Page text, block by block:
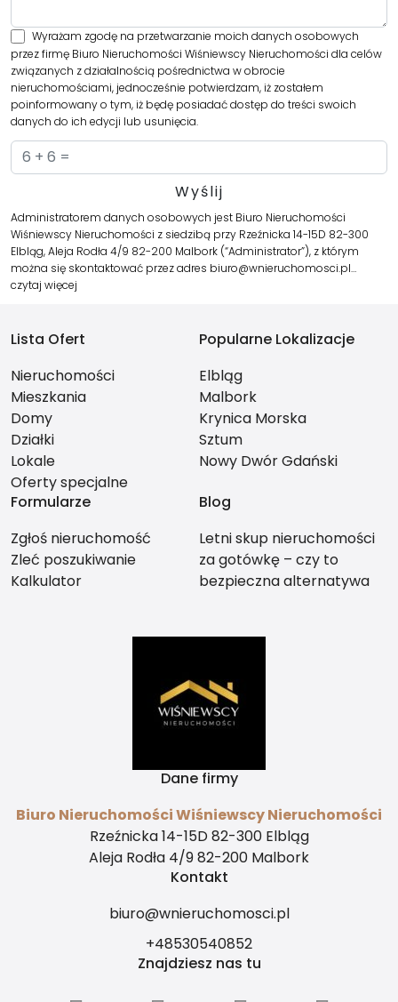
Wyrażam zgodę na przetwarzanie moich danych osobowych
przez firmę Biuro Nieruchomości Wiśniewscy Nieruchomości dla celów
związanych z działalnością pośrednictwa w obrocie
nieruchomościami, jednocześnie potwierdzam, iż zostałem
poinformowany o tym, iż będę posiadać dostęp do treści swoich
danych do ich edycji lub usunięcia.
Administratorem danych osobowych jest Biuro Nieruchomości
Wiśniewscy Nieruchomości z siedzibą przy Rzeźnicka 14-15D 82-300
Elbląg, Aleja Rodła 4/9 82-200 Malbork (“Administrator”), z którym
można się skontaktować przez adres biuro@wnieruchomosci.pl…
czytaj więcej
Lista Ofert
Nieruchomości
Mieszkania
Domy
Działki
Lokale
Oferty specjalne
Popularne Lokalizacje
Elbląg
Malbork
Krynica Morska
Sztum
Nowy Dwór Gdański
Formularze
Zgłoś nieruchomość
Zleć poszukiwanie
Kalkulator
Blog
Letni skup nieruchomości
za gotówkę – czy to
bezpieczna alternatywa
Dane firmy
Biuro Nieruchomości Wiśniewscy Nieruchomości
Rzeźnicka 14-15D 82-300 Elbląg
Aleja Rodła 4/9 82-200 Malbork
Kontakt
biuro@wnieruchomosci.pl
+48530540852
Znajdziesz nas tu